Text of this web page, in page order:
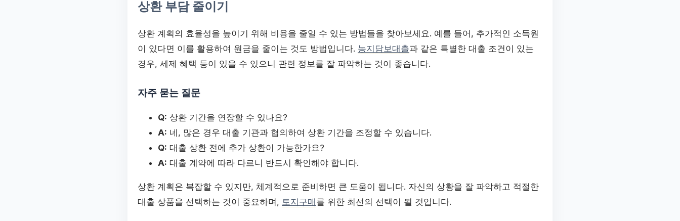
상환 부담 줄이기
상환 계획의 효율성을 높이기 위해 비용을 줄일 수 있는 방법들을 찾아보세요. 예를 들어, 추가적인 소득원
이 있다면 이를 활용하여 원금을 줄이는 것도 방법입니다. 농지담보대출과 같은 특별한 대출 조건이 있는
경우, 세제 혜택 등이 있을 수 있으니 관련 정보를 잘 파악하는 것이 좋습니다.
자주 묻는 질문
Q: 상환 기간을 연장할 수 있나요?
A: 네, 많은 경우 대출 기관과 협의하여 상환 기간을 조정할 수 있습니다.
Q: 대출 상환 전에 추가 상환이 가능한가요?
A: 대출 계약에 따라 다르니 반드시 확인해야 합니다.
상환 계획은 복잡할 수 있지만, 체계적으로 준비하면 큰 도움이 됩니다. 자신의 상황을 잘 파악하고 적절한
대출 상품을 선택하는 것이 중요하며, 토지구매를 위한 최선의 선택이 될 것입니다.